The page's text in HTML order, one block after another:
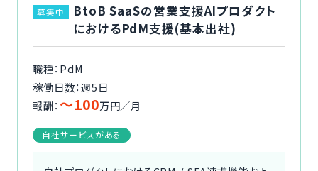
コーディネーター紹介
法人の方
募集中
BtoB SaaSの営業支援AIプロダクト
におけるPdM支援(基本出社)
職種：PdM
稼働日数：週5日
報酬： 〜100万円／月
自社サービスがある